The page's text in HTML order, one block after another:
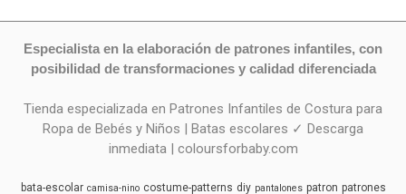
Especialista en la elaboración de patrones infantiles, con
posibilidad de transformaciones y calidad diferenciada
Tienda especializada en Patrones Infantiles de Costura para
Ropa de Bebés y Niños | Batas escolares ✓ Descarga
inmediata | coloursforbaby.com
bata-escolar camisa-nino costume-patterns diy pantalones patron patrones